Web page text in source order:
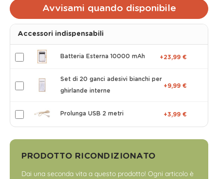
Avvisami quando disponibile
Accessori indispensabili
Batteria Esterna 10000 mAh +23,99 €
Set di 20 ganci adesivi bianchi per
ghirlande interne
+9,99 €
Prolunga USB 2 metri +3,99 €
PRODOTTO RICONDIZIONATO
Dai una seconda vita a questo prodotto! Ogni articolo è